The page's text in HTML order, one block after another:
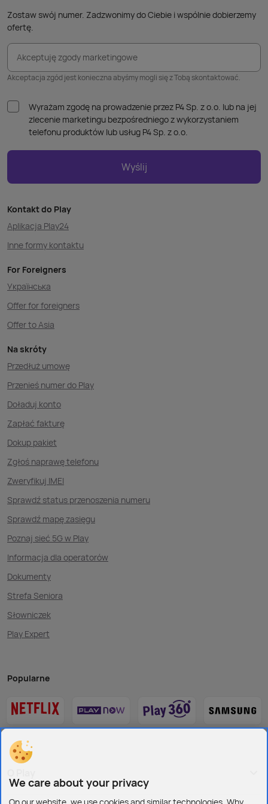
Zostaw swój numer. Zadzwonimy do Ciebie i wspólnie dobierzemy
ofertę.
Akceptuję zgody marketingowe
Akceptacja zgód jest konieczna abyśmy mogli się z Tobą skontaktować.
Wyrażam zgodę na prowadzenie przez P4 Sp. z o.o. lub na jej
zlecenie marketingu bezpośredniego z wykorzystaniem
telefonu produktów lub usług P4 Sp. z o.o.
Wyślij
Kontakt do Play
Aplikacja Play24
Inne formy kontaktu
For Foreigners
Українська
Offer for foreigners
Offer to Asia
Na skróty
Przedłuż umowę
Przenieś numer do Play
Doładuj konto
Zapłać fakturę
Dokup pakiet
Zgłoś naprawę telefonu
Zweryfikuj IMEI
Sprawdź status przenoszenia numeru
Sprawdź mapę zasięgu
Poznaj sieć 5G w Play
Informacja dla operatorów
Dokumenty
Strefa Seniora
Słowniczek
Play Expert
Popularne
We care about your privacy